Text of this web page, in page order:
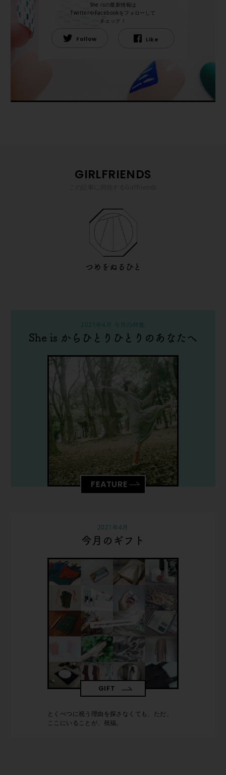
She isの最新情報は
TwitterやFacebookをフォローして
チェック！
Follow Like
GIRLFRIENDS
つめをぬるひと
2021年4月 今月の特集
She is からひとりひとりのあなたへ
FEATURE
2021年4月
今月のギフト
GIFT
とくべつに祝う理由を探さなくても、ただ、
ここにいることが、祝福。